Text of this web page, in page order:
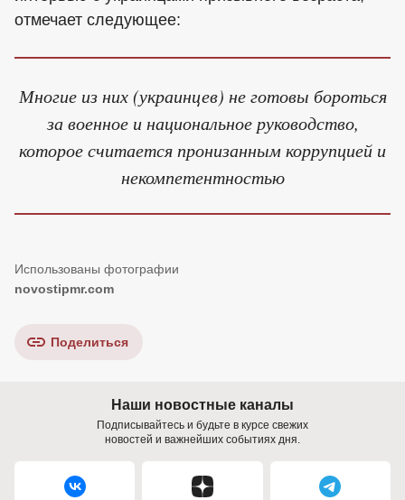
отмечает следующее:
Многие из них (украинцев) не готовы бороться
за военное и национальное руководство,
которое считается пронизанным коррупцией и
некомпетентностью
novostipmr.com
Поделиться
Наши новостные каналы
Подписывайтесь и будьте в курсе свежих
новостей и важнейших событиях дня.